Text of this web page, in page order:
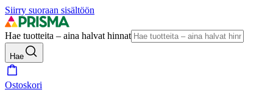
Siirry suoraan sisältöön
Hae tuotteita – aina halvat hinnat
Hae
Ostoskori